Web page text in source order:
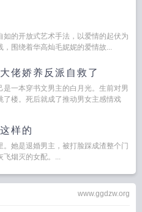
如的开放式艺术手法，以爱情的起伏为
，围绕着华高灿毛妮妮的爱情故...
佬娇养反派自救了
是一本穿书文男主的白月光。生前对男
了楼。死后就成了推动男女主感情戏
样的
。她是退婚男主，被打脸踩成渣整个门
飞烟灭的女配。...
www.ggdzw.org